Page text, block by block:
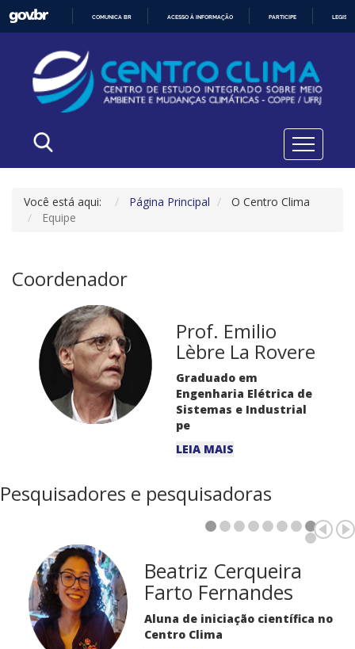
O
CONTEÚDO
COMUNICA BR ACESSO À INFORMAÇÃO PARTICIPE
Você está aqui: Página Principal
O Centro Clima
Equipe
Coordenador
Prof. Emilio
Lèbre La Rovere
Graduado em
Engenharia Elétrica de
Sistemas e Industrial
pe
LEIA MAIS
Pesquisadores e pesquisadoras
Beatriz Cerqueira
Farto Fernandes
Aluna de iniciação científica no
Centro Clima